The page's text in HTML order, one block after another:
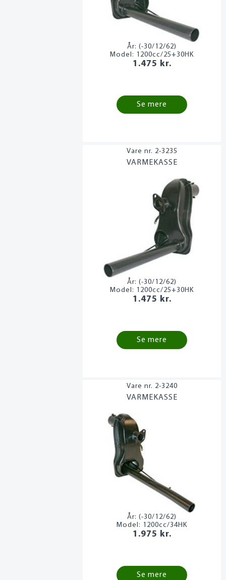
År:(-30/12/62)
Model: 1200cc/25+30HK
1.475 kr.
Se mere
2-3235
VARMEKASSE
År:(-30/12/62)
Model: 1200cc/25+30HK
1.475 kr.
Se mere
2-3240
VARMEKASSE
År:(-30/12/62)
Model: 1200cc/34HK
1.975 kr.
Se mere